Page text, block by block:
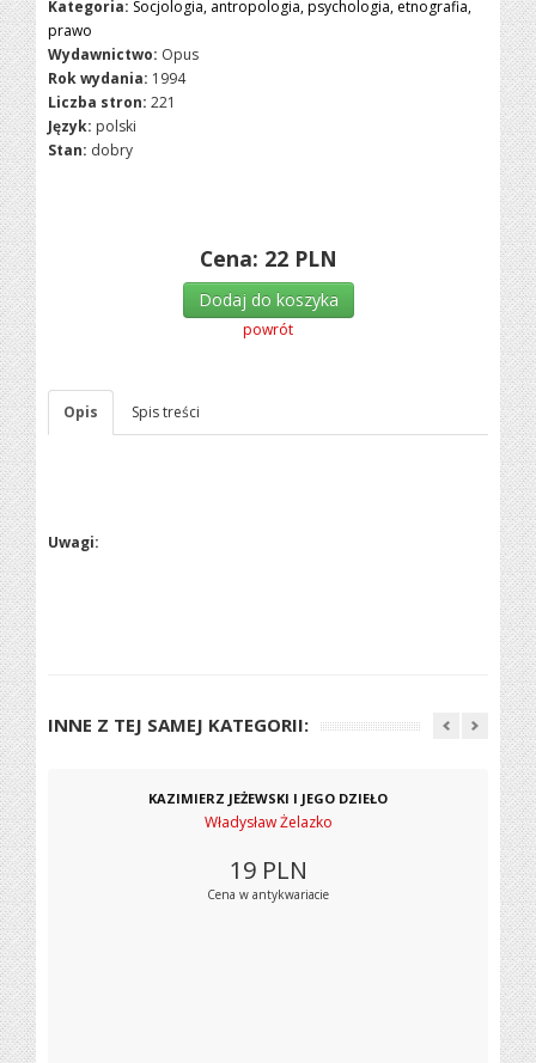
Kategoria: Socjologia, antropologia, psychologia, etnografia,
prawo
Wydawnictwo: Opus
Rok wydania: 1994
Liczba stron: 221
Język: polski
Stan: dobry
Cena: 22 PLN
Dodaj do koszyka
powrót
Opis Spis treści
Uwagi:
INNE Z TEJ SAMEJ KATEGORII:
KAZIMIERZ JEŻEWSKI I JEGO DZIEŁO
Władysław Żelazko
19 PLN
Cena w antykwariacie